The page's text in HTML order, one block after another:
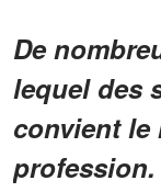
De
lequel des
convient le
profession.